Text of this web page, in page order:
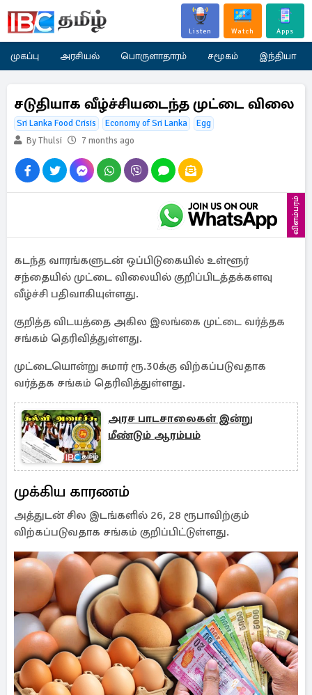
Listen Watch Apps
முகப்பு அரசியல் பொருளாதாரம் சமூகம் இந்தியா
சடுதியாக வீழ்ச்சியடைந்த முட்டை விலை
Sri Lanka Food Crisis Economy of Sri Lanka
Egg
By Thulsi
7 months ago
விளம்பரம்
கடந்த வாரங்களுடன் ஒப்பிடுகையில் உள்ளூர்
சந்தையில் முட்டை விலையில் குறிப்பிடத்தக்களவு
வீழ்ச்சி பதிவாகியுள்ளது.
குறித்த விடயத்தை அகில இலங்கை முட்டை வர்த்தக
சங்கம் தெரிவித்துள்ளது.
முட்டையொன்று சுமார் ரூ.30க்கு விற்கப்படுவதாக
வர்த்தக சங்கம் தெரிவித்துள்ளது.
அரச பாடசாலைகள் இன்று
மீண்டும் ஆரம்பம்
முக்கிய காரணம்
அத்துடன் சில இடங்களில் 26, 28 ரூபாவிற்கும்
விற்கப்படுவதாக சங்கம் குறிப்பிட்டுள்ளது.